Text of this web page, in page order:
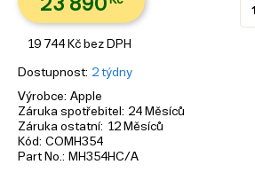
19 744 Kč bez DPH
Dostupnost 2 týdny
Výrobce Apple
Záruka spotřebitel
24 Měsíců
Záruka ostatní 12 Měsíců
Kód COMH354
Part No.
MH354HC/A